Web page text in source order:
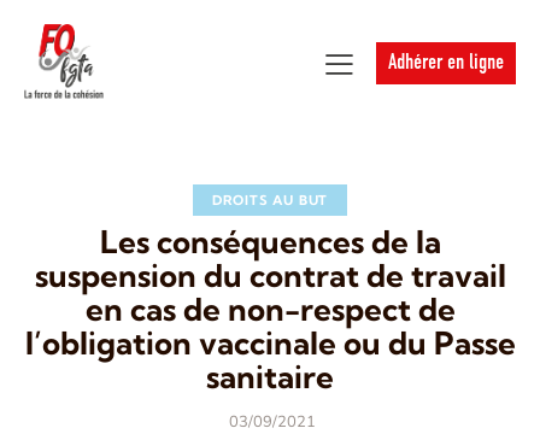
Adhérer en ligne
DROITS AU BUT
Les conséquences de la
suspension du contrat de travail
en cas de non-respect de
l’obligation vaccinale ou du Passe
sanitaire
03/09/2021